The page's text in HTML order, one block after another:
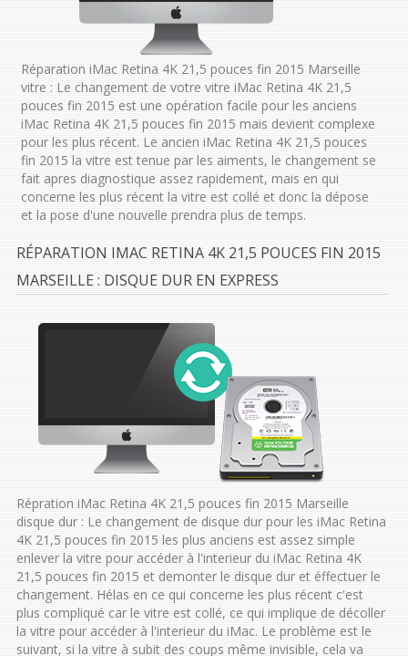
Réparation iMac Retina 4K 21,5 pouces fin 2015 Marseille
vitre : Le changement de votre vitre iMac Retina 4K 21,5
pouces fin 2015 est une opération facile pour les anciens
iMac Retina 4K 21,5 pouces fin 2015 mais devient complexe
pour les plus récent. Le ancien iMac Retina 4K 21,5 pouces
fin 2015 la vitre est tenue par les aiments, le changement se
fait apres diagnostique assez rapidement, mais en qui
concerne les plus récent la vitre est collé et donc la dépose
et la pose d'une nouvelle prendra plus de temps.
RÉPARATION IMAC RETINA 4K 21,5 POUCES FIN 2015
MARSEILLE : DISQUE DUR EN EXPRESS
Répration iMac Retina 4K 21,5 pouces fin 2015 Marseille
disque dur : Le changement de disque dur pour les iMac Retina
4K 21,5 pouces fin 2015 les plus anciens est assez simple
enlever la vitre pour accéder à l'interieur du iMac Retina 4K
21,5 pouces fin 2015 et demonter le disque dur et éffectuer le
changement. Hélas en ce qui concerne les plus récent c'est
plus compliqué car le vitre est collé, ce qui implique de décoller
la vitre pour accéder à l'interieur du iMac. Le problème est le
suivant, si la vitre à subit des coups même invisible, cela va